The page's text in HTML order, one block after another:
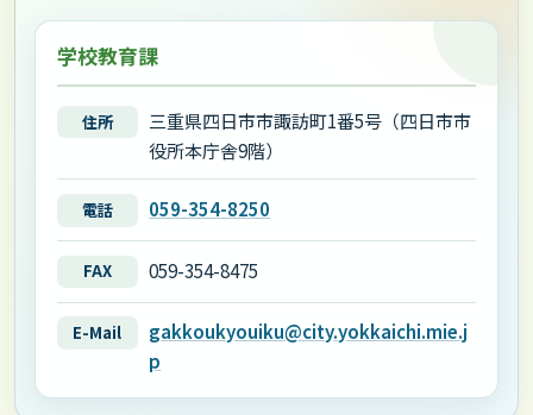
学校教育課
住所
三重県四日市市諏訪町1番5号（四日市市
役所本庁舎9階）
電話 059-354-8250
FAX 059-354-8475
E-Mail
gakkoukyouiku@city.yokkaichi.mie.j
p